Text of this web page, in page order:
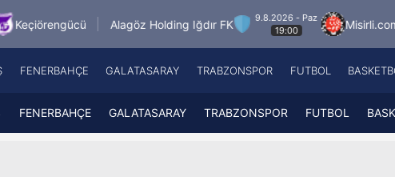
Alagöz Holding Iğdır FK
9.8.2026 - Paz
19:00
Misirli.com.tr Karagümrük
Fenerbahçe
Galatasaray
A
FENERBAHÇE GALATASARAY TRABZONSPOR FUTBOL
FENERBAHÇE GALATASARAY TRABZONSPOR FUTBOL